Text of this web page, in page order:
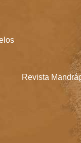
Revista